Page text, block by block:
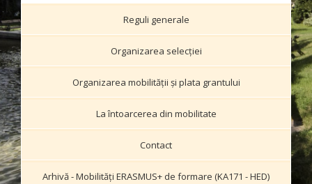
Reguli generale
Organizarea selecției
Organizarea mobilității și plata grantului
La întoarcerea din mobilitate
Contact
Arhivă - Mobilităţi ERASMUS+ de formare (KA171 - HED)